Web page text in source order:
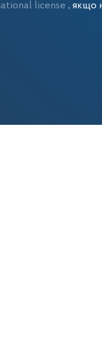
license , якщо